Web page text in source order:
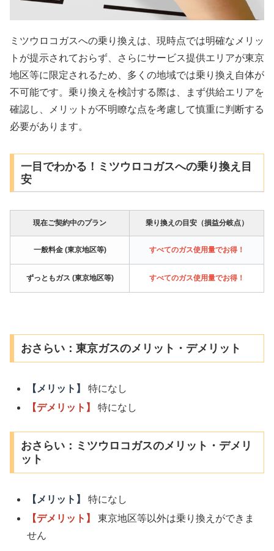
ミツウロコガスへの乗り換えは、現時点では明確なメリッ
トが提示されておらず、さらにサービス提供エリアが東京
地区等に限定されるため、多くの地域では乗り換え自体が
不可能です。乗り換えを検討する際は、まず供給エリアを
確認し、メリットが不明瞭な点を考慮して慎重に判断する
必要があります。
一目でわかる！ミツウロコガスへの乗り換え目
安
現在ご契約中のプラン 乗り換えの目安（損益分岐点）
一般料金 (東京地区等) すべてのガス使用量でお得！
ずっともガス (東京地区等) すべてのガス使用量でお得！
おさらい：東京ガスのメリット・デメリット
【メリット】
特になし
【デメリット】
特になし
おさらい：ミツウロコガスのメリット・デメリ
ット
【メリット】
特になし
【デメリット】
東京地区等以外は乗り換えができま
せん